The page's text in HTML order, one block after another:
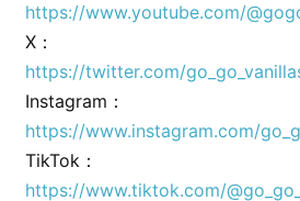
https://www.youtube.com/
X：
https://twitter.com/
Instagram：
https://www.instagram.com/
TikTok：
https://www.tiktok.com/